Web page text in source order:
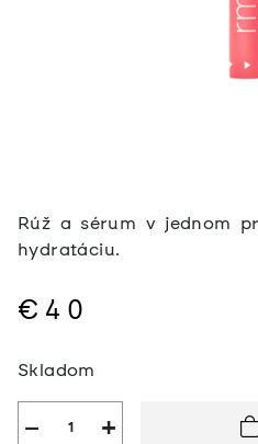
Rúž a sérum v jednom
hydratáciu.
€40
cena:
Skladom
+
−